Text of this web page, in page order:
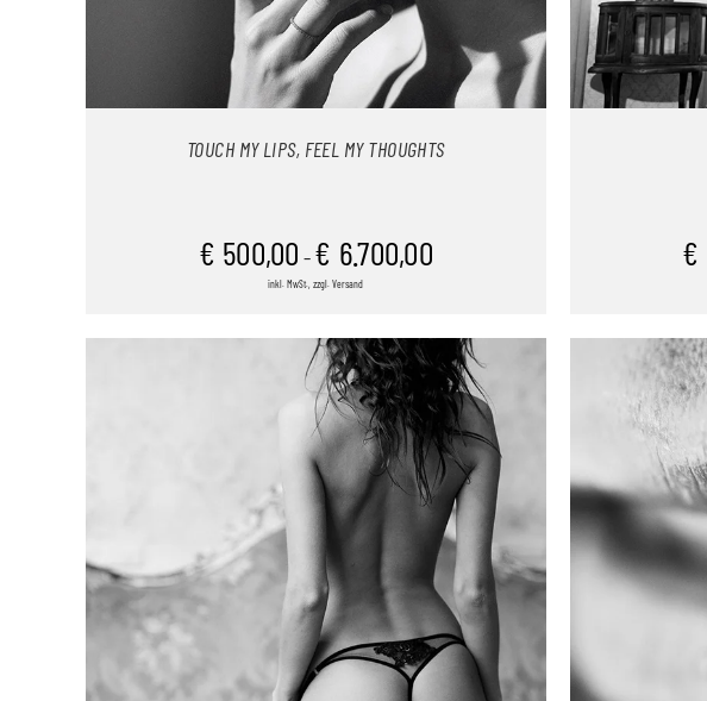
TOUCH MY LIPS, FEEL MY THOUGHTS
€ 500,00 – € 6.700,00
inkl. MwSt., zzgl. Versand
€